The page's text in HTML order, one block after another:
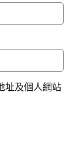
址及個人網站